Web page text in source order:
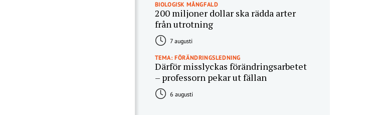
BIOLOGISK MÅNGFALD
200 miljoner dollar ska rädda arter
från utrotning
7 augusti
TEMA: FÖRÄNDRINGSLEDNING
Därför misslyckas förändringsarbetet
– professorn pekar ut fällan
6 augusti